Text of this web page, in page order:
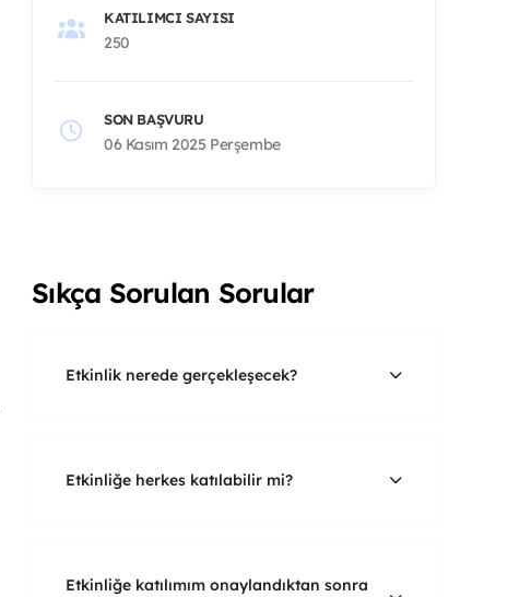
KATILIMCI SAYISI
250
SON BAŞVURU
06 Kasım 2025 Perşembe
Sıkça Sorulan Sorular
Etkinlik nerede gerçekleşecek?
Etkinliğe herkes katılabilir mi?
Etkinliğe katılımım onaylandıktan sonra